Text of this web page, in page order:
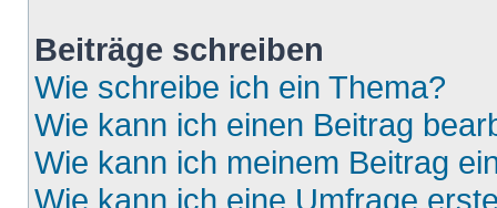
Beiträge schreiben
Wie schreibe ich ein Thema?
Wie kann ich einen Beitrag
Wie kann ich meinem Beitrag
Wie kann ich eine Umfrage